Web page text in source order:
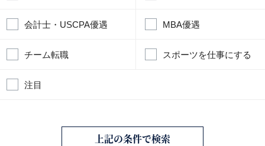
会計士・USCPA優遇 MBA優遇
チーム転職 スポーツを仕事にする
注目
上記の条件で検索